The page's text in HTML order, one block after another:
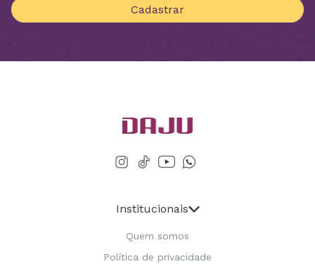
Cadastrar
Institucionais
Quem somos
Política de privacidade